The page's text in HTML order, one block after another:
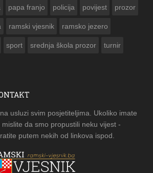
papa franjo policija povijest prozor
ramski vjesnik ramsko jezero
sport srednja škola prozor turnir
usluzi svim posjetiteljima. Ukoliko imate
da smo propustili neku vijest -
putem nekih od linkova ispod.